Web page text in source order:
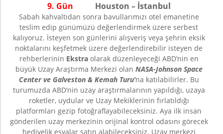
9. Gün Houston – İstanbul
Sabah kahvaltıdan sonra bavullarımızı otel emanetine
teslim edip günümüzü değerlendirmek üzere serbest
kalıyoruz. İsteyen son günlerini alışveriş veya şehrin eksik
noktalarını keşfetmek üzere değerlendirebilir isteyen de
rehberlerinin Ekstraolarak düzenleyeceği ABD’nin en
büyük Uzay Araştırma Merkezi olan NASA-Johnson Space
Center ve Galveston & Kemah Turu’na katılabilirler. Bu
turumuzda ABD’nin uzay araştırmalarının yapıldığı, uzaya
roketler, uydular ve Uzay Mekiklerinin fırlatıldığı
platformları gezip fotoğraflayabileceksiniz. Aya ilk insan
gönderilen uzay merkezinin orijinal kontrol odasını görecek
hediyelik eşyalar satın alabileceksiniz. Uzay merkezi